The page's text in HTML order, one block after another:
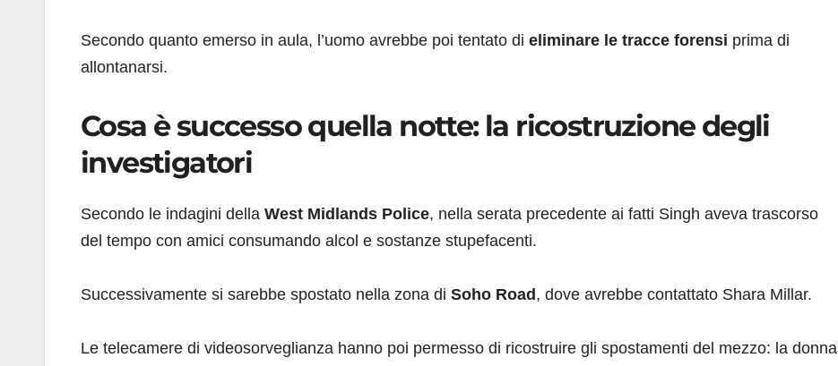
Secondo quanto emerso in aula, l’uomo avrebbe poi tentato di eliminare le tracce forensi prima di
allontanarsi.
Cosa è successo quella notte: la ricostruzione degli
investigatori
Secondo le indagini della West Midlands Police, nella serata precedente ai fatti Singh aveva trascorso
del tempo con amici consumando alcol e sostanze stupefacenti.
Successivamente si sarebbe spostato nella zona di Soho Road , dove avrebbe contattato Shara Millar.
Le telecamere di videosorveglianza hanno poi permesso di ricostruire gli spostamenti del mezzo: la donna